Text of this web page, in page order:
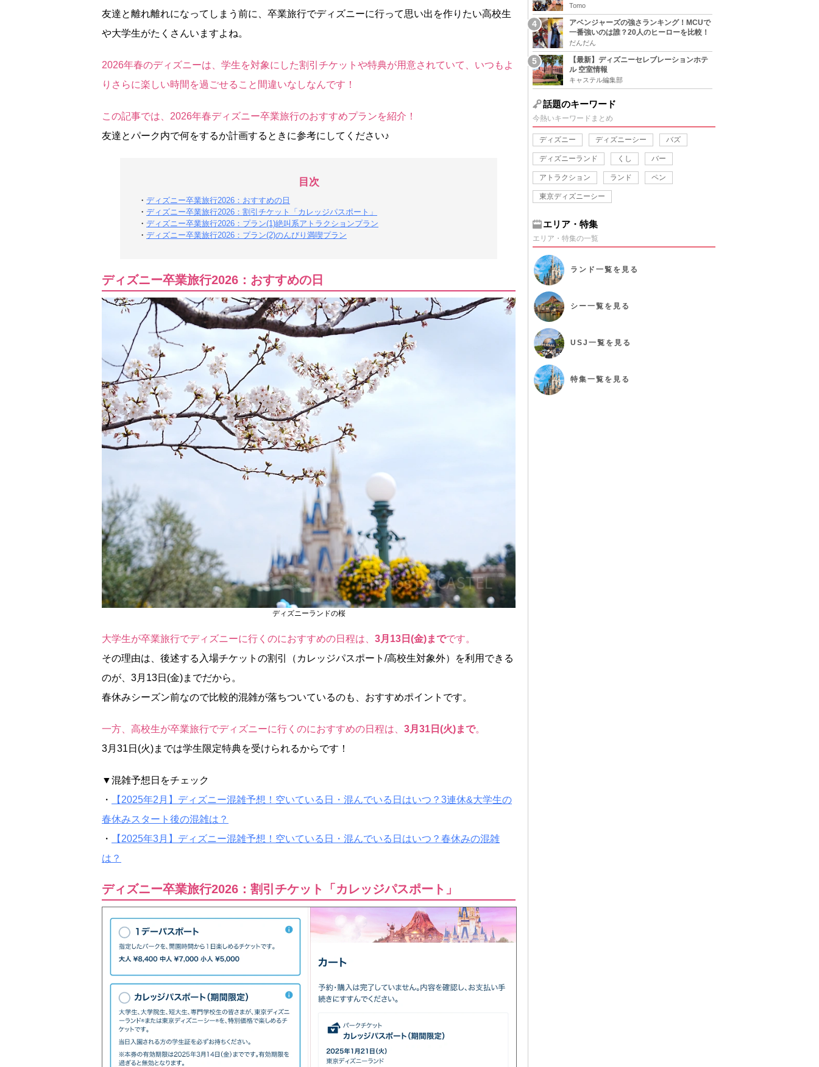
友達と離れ離れになってしまう前に、卒業旅行でディズニーに行って思い出を作りたい高校生
や大学生がたくさんいますよね。
2026年春のディズニーは、学生を対象にした割引チケットや特典が用意されていて、いつもよ
りさらに楽しい時間を過ごせること間違いなしなんです！
この記事では、2026年春ディズニー卒業旅行のおすすめプランを紹介！
友達とパーク内で何をするか計画するときに参考にしてください♪
目次
・ ディズニー卒業旅行2026：おすすめの日
・ ディズニー卒業旅行2026：割引チケット「カレッジパスポート」
・ ディズニー卒業旅行2026：プラン(1)絶叫系アトラクションプラン
・ ディズニー卒業旅行2026：プラン(2)のんびり満喫プラン
ディズニー卒業旅行2026：おすすめの日
ディズニーランドの桜
大学生が卒業旅行でディズニーに行くのにおすすめの日程は、 3月13日(金)までです。
その理由は、後述する入場チケットの割引（カレッジパスポート/高校生対象外）を利用できる
のが、3月13日(金)までだから。
春休みシーズン前なので比較的混雑が落ちついているのも、おすすめポイントです。
一方、高校生が卒業旅行でディズニーに行くのにおすすめの日程は、 3月31日(火)まで。
3月31日(火)までは学生限定特典を受けられるからです！
▼混雑予想日をチェック
・
【2025年2月】ディズニー混雑予想！空いている日・混んでいる日はいつ？3連休&大学生の
春休みスタート後の混雑は？
・
【2025年3月】ディズニー混雑予想！空いている日・混んでいる日はいつ？春休みの混雑
は？
ディズニー卒業旅行2026：割引チケット「カレッジパスポート」
をチェック
Tomo
アベンジャーズの強さランキング！MCUで
一番強いのは誰？20人のヒーローを比較！
だんだん
【最新】ディズニーセレブレーションホテ
ル 空室情報
キャステル編集部
話題のキーワード
今熱いキーワードまとめ
ディズニー ディズニーシー バズ
ディズニーランド くし バー
アトラクション ランド ペン
東京ディズニーシー
エリア・特集
エリア・特集の一覧
ランド 一覧を見る
シー一覧を見る
USJ 一覧を見る
特集一覧を見る